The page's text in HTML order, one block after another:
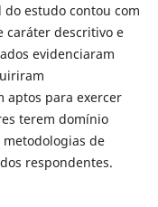
do estudo contou com
caráter descritivo e
evidenciaram
aptos para exercer
terem domínio
de
respondentes.